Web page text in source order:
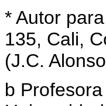
* Autor
135, Cali,
(J.C.
b